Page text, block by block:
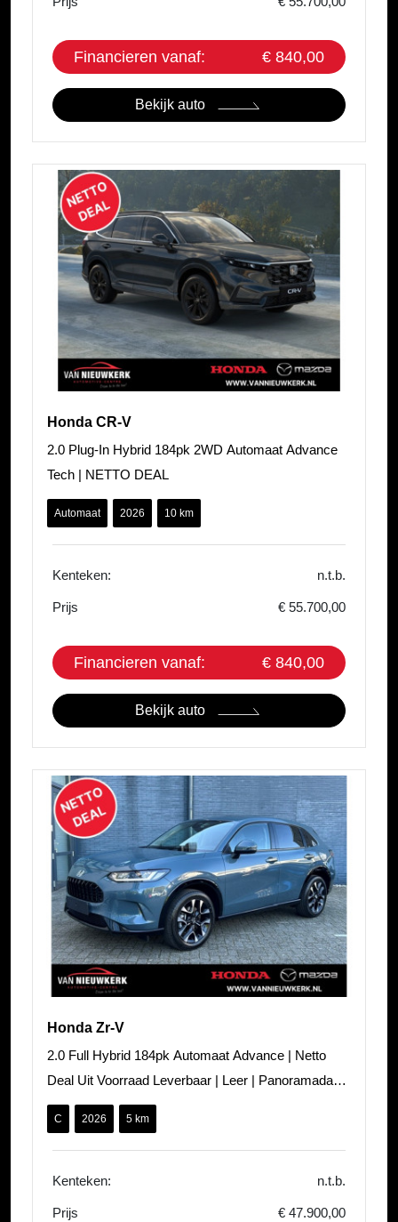
Financieren vanaf: € 840,00
Bekijk auto
Honda CR-V
2.0 Plug-In Hybrid 184pk 2WD Automaat Advance
Tech | NETTO DEAL
Automaat 2026 10 km
Kenteken: n.t.b.
Prijs € 55.700,00
Financieren vanaf: € 840,00
Bekijk auto
Honda Zr-V
2.0 Full Hybrid 184pk Automaat Advance | Netto
Deal Uit Voorraad Leverbaar | Leer | Panoramadak |
Adaptieve Cruisecontrol |
C 2026 5 km
Kenteken: n.t.b.
Prijs € 47.900,00